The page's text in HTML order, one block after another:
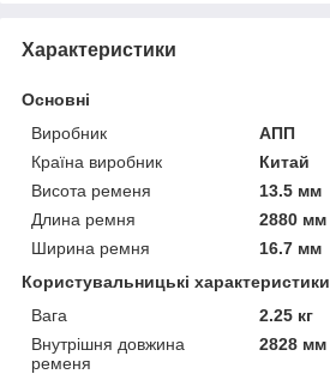
Характеристики
Основні
Виробник
АПП
Країна виробник
Китай
Висота ременя
13.5 мм
Длина ремня
2880 мм
Ширина ремня
16.7 мм
Користувальницькі характеристики
Вага
2.25 кг
Внутрішня довжина
ременя
2828 мм